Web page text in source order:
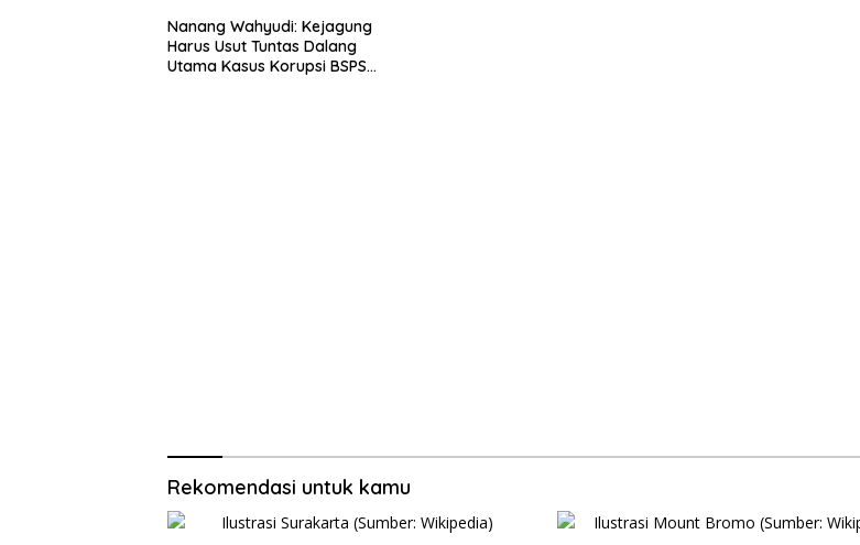
Nanang Wahyudi: Kejagung
Harus Usut Tuntas Dalang
Utama Kasus Korupsi BSPS
Rekomendasi untuk kamu